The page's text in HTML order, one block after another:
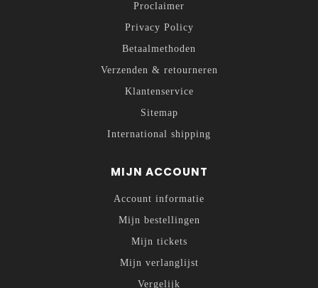
Proclaimer
Privacy Policy
Betaalmethoden
Verzenden & retourneren
Klantenservice
Sitemap
International shipping
MIJN ACCOUNT
Account informatie
Mijn bestellingen
Mijn tickets
Mijn verlanglijst
Vergelijk